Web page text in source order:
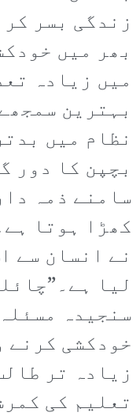
زندگی بسر
بھر میں
میں زیادہ
بہترین
نظام میں
بچپن کا دور
سامنے ذمہ
کھڑا ہوتا
نے انسان سے
لیا
سنجیدہ
خودکشی کرنے
زیادہ تر
تعلیم کی